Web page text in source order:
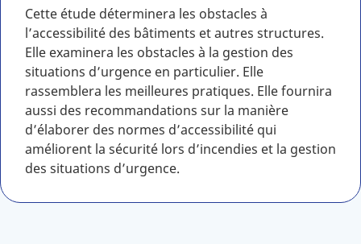
Cette étude déterminera les obstacles à
l’accessibilité des bâtiments et autres structures.
Elle examinera les obstacles à la gestion des
situations d’urgence en particulier. Elle
rassemblera les meilleures pratiques. Elle fournira
aussi des recommandations sur la manière
d’élaborer des normes d’accessibilité qui
améliorent la sécurité lors d’incendies et la gestion
des situations d’urgence.